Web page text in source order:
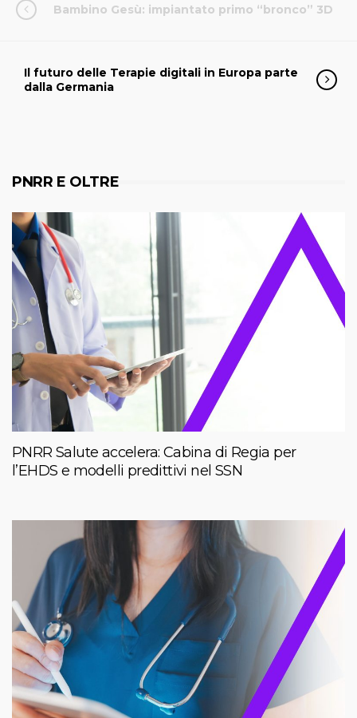
Bambino Gesù: impiantato primo “bronco” 3D
Il futuro delle Terapie digitali in Europa parte
dalla Germania
PNRR E OLTRE
PNRR Salute accelera: Cabina di Regia per
l’EHDS e modelli predittivi nel SSN